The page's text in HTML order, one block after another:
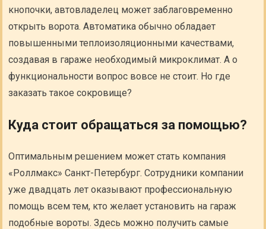
кнопочки, автовладелец может заблаговременно
открыть ворота. Автоматика обычно обладает
повышенными теплоизоляционными качествами,
создавая в гараже необходимый микроклимат. А о
функциональности вопрос вовсе не стоит. Но где
заказать такое сокровище?
Куда стоит обращаться за помощью?
Оптимальным решением может стать компания
«Роллмакс» Санкт-Петербург. Сотрудники компании
уже двадцать лет оказывают профессиональную
помощь всем тем, кто желает установить на гараж
подобные вороты. Здесь можно получить самые